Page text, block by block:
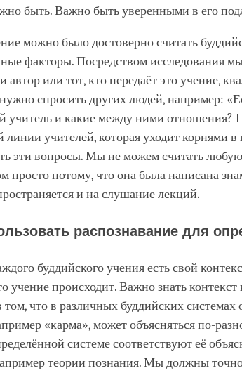
быть. Важно быть уверенными в его
можно было достоверно считать
факторы. Посредством исследования
автор или тот, кто передаёт это учение,
спросить других людей, например:
учитель и какие между ними отношения?
линии учителей, которая уходит корнями
эти вопросы. Мы не можем считать
просто потому, что она была написана
и на слушание лекций.
распознавание для
буддийского учения есть свой
учение происходит. Важно знать контекст
что в различных буддийских системах
«карма», может объясняться по-
системе соответствуют её
теории познания. Мы должны точно